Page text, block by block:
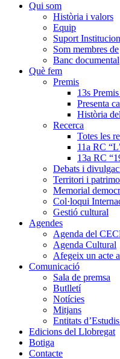
Qui som
Història i valors
Equip
Suport
Som membres de
Banc documental
Què fem
Premis
13s
Presenta
Història
Recerca
Totes les
11a RC
13a RC
Debats i
Territori i
Memorial
Col·loqui
Gestió cultural
Agendes
Agenda del
Agenda Cultural
Afegeix un acte
Comunicació
Sala de premsa
Butlletí
Notícies
Mitjans
Entitats
Edicions del Llobregat
Botiga
Contacte